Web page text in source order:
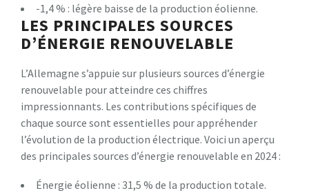
-1,4 % : légère baisse de la production éolienne.
LES PRINCIPALES SOURCES
D’ÉNERGIE RENOUVELABLE
L’Allemagne s’appuie sur plusieurs sources d’énergie
renouvelable pour atteindre ces chiffres
impressionnants. Les contributions spécifiques de
chaque source sont essentielles pour appréhender
l’évolution de la production électrique. Voici un aperçu
des principales sources d’énergie renouvelable en 2024 :
Énergie éolienne : 31,5 % de la production totale.